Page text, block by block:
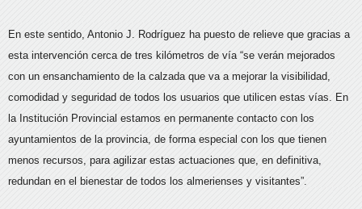
En este sentido, Antonio J. Rodríguez ha puesto de relieve que gracias a
esta intervención cerca de tres kilómetros de vía “se verán mejorados
con un ensanchamiento de la calzada que va a mejorar la visibilidad,
comodidad y seguridad de todos los usuarios que utilicen estas vías. En
la Institución Provincial estamos en permanente contacto con los
ayuntamientos de la provincia, de forma especial con los que tienen
menos recursos, para agilizar estas actuaciones que, en definitiva,
redundan en el bienestar de todos los almerienses y visitantes”.